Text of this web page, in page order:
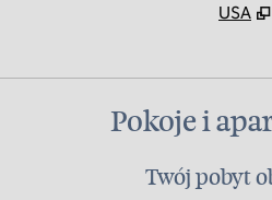
USA
Pokoje i
Twój pobyt